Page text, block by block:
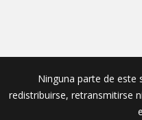
Ninguna parte de este
redistribuirse, retransmitirse